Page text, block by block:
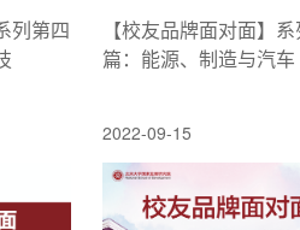
列第四
【校友品牌面对面】
篇：能源、制造与汽车
2022-09-15